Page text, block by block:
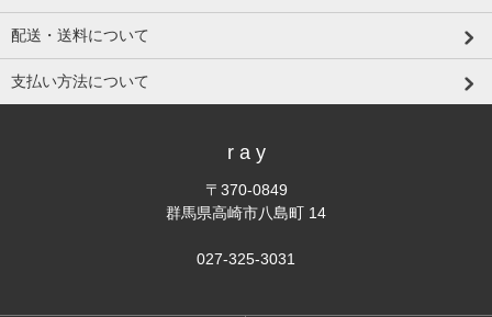
配送・送料について
支払い方法について
r a y
〒370-0849
群馬県高崎市八島町 14
027-325-3031